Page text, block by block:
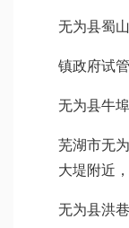
无为县蜀
镇政府试
无为县牛
芜湖市无
大堤附近
无为县洪